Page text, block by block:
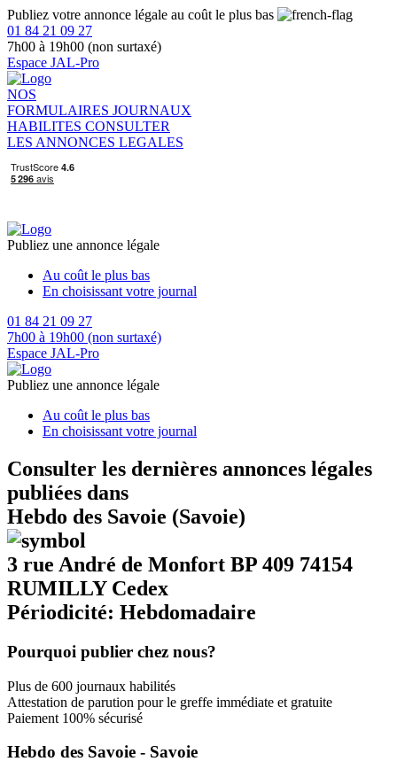
Publiez votre annonce légale au coût le plus bas
01 84 21 09 27
7h00 à 19h00 (non surtaxé)
Espace JAL-Pro
NOS
FORMULAIRES JOURNAUX
HABILITES CONSULTER
LES ANNONCES LEGALES
Publiez une annonce légale
Au coût le plus bas
En choisissant votre journal
01 84 21 09 27
7h00 à 19h00 (non surtaxé)
Espace JAL-Pro
Publiez une annonce légale
Au coût le plus bas
En choisissant votre journal
Consulter les dernières annonces légales
publiées dans
Hebdo des Savoie (Savoie)
3 rue André de Monfort BP 409 74154
RUMILLY Cedex
Périodicité: Hebdomadaire
Pourquoi publier chez nous?
Plus de 600 journaux habilités
Attestation de parution pour le greffe immédiate et gratuite
Paiement 100% sécurisé
Hebdo des Savoie - Savoie